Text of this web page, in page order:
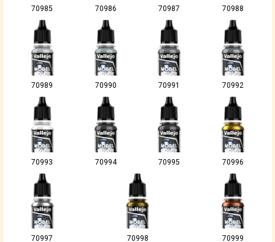
70985 70986 70987 70988
70989 70990 70991 70992
70993 70994 70995 70996
70997 70998 70999